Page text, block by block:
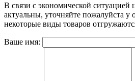
В связи с экономической ситуацией
актуальны, уточняйте пожалуйста у
некоторые виды товаров
Ваше имя: